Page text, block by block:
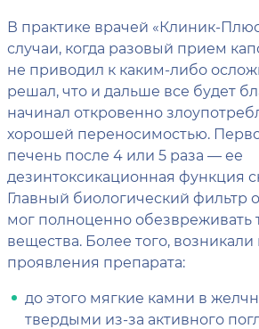
В практике врачей «Клиник-
случаи, когда разовый прием
не приводил к каким-либо
решал, что и дальше все будет
начинал откровенно
хорошей переносимостью.
печень после 4 или 5 раза — ее
дезинтоксикационная функция
Главный биологический фильтр
мог полноценно обезвреживать
вещества. Более того,
проявления препарата:
до этого мягкие камни в
твердыми из-за активного